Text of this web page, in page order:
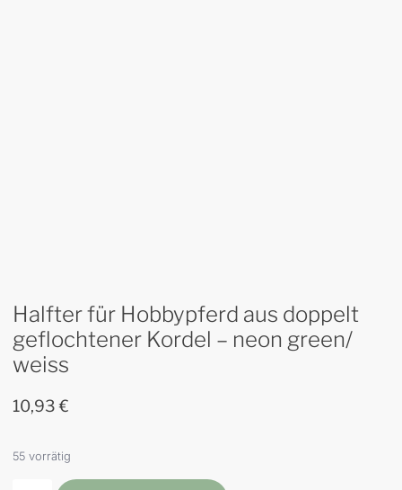
Halfter für Hobbypferd aus doppelt
geflochtener Kordel – neon green/
weiss
10,93€
55 vorrätig